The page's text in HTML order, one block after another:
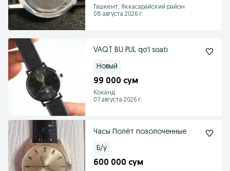
Ташкент, Яккасарайский район
08 августа 2026 г.
VAQT BU PUL qo‘l soati
Новый
99 000 сум
Коканд
07 августа 2026 г.
Часы Полёт позолоченные
Б/у
600 000 сум